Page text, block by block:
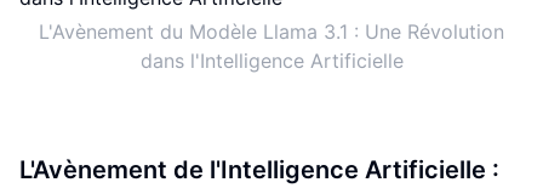
L'Avènement du Modèle Llama 3.1 : Une Révolution
dans l'Intelligence Artificielle
L'Avènement de l'Intelligence Artificielle :